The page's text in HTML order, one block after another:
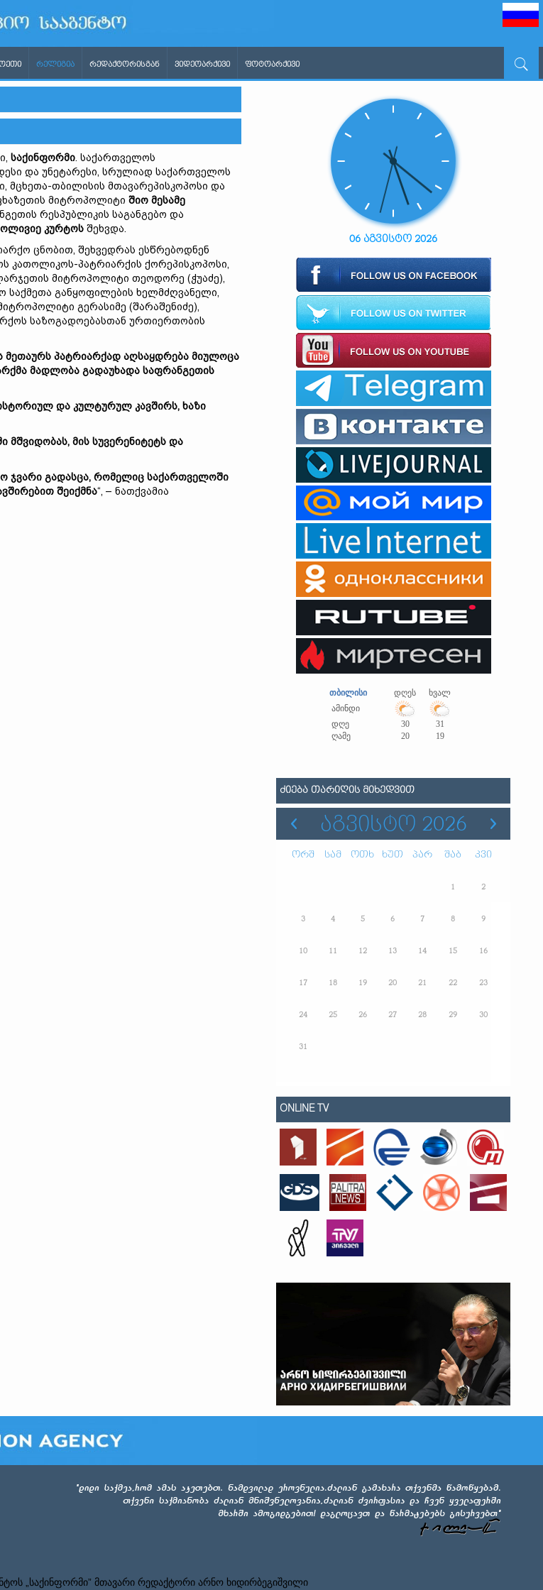
ᲠᲔᲚᲘᲒᲘᲐ ᲠᲔᲓᲐᲥᲢᲝᲠᲘᲡᲒᲐᲜ ᲕᲘᲓᲔᲝᲐᲠᲥᲘᲕᲘ ᲤᲝᲢᲝᲐᲠᲥᲘᲕᲘ
საქინფორმი. საქართველოს
და უნეტარესი, სრულიად საქართველოს
მცხეთა-თბილისის მთავარეპისკოპოსი და
მიტროპოლიტი შიო მესამე
რესპუბლიკის საგანგებო და
ოლივიე კურტოს შეხვდა.
ცნობით, შეხვედრას ესწრებოდნენ
კათოლიკოს-პატრიარქის ქორეპისკოპოსი,
მიტროპოლიტი თეოდორე (ჭუაძე),
საქმეთა განყოფილების ხელმძღვანელი,
გერასიმე (შარაშენიძე),
საზოგადოებასთან ურთიერთობის
პატრიარქად აღსაყდრება მიულოცა
მადლობა გადაუხადა საფრანგეთის
და კულტურულ კავშირს, ხაზი
მშვიდობას, მის სუვერენიტეტს და
ჯვარი გადასცა, რომელიც საქართველოში
შეიქმნა“, – ნათქვამია
06 აგვისტო 2026
თბილისი დღეს
ხვალ
ამინდი
დღე
30
31
ღამე
20 19
ᲫᲘᲔᲑᲐ ᲗᲐᲠᲘᲦᲘᲡ ᲛᲘᲮᲔᲓᲕᲘᲗ
ᲐᲒᲕᲘᲡᲢᲝ 2026
ორშ სამ ოთხ ხუთ პარ შაბ კვი
1 2
3 4 5 6 7 8 9
10 11 12 13 14 15 16
17 18 19 20 21 22 23
24 25 26 27 28 29 30
31
ONLINE TV
„საქინფორმი” მთავარი რედაქტორი არნო ხიდირბეგიშვილი